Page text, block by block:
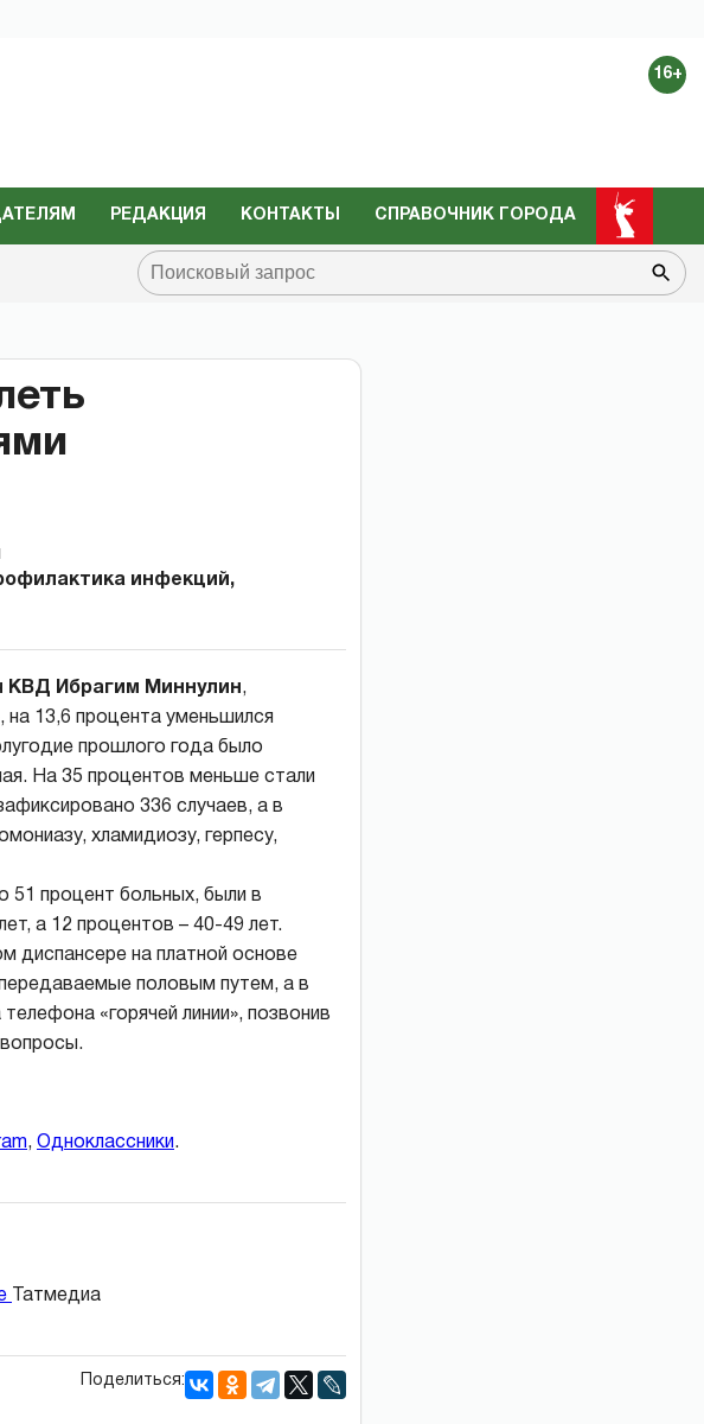
16+
РЕДАКЦИЯ КОНТАКТЫ СПРАВОЧНИК ГОРОДА
инфекций,
КВД Ибрагим Миннулин,
на 13,6 процента уменьшился
прошлого года было
На 35 процентов меньше стали
336 случаев, а в
хламидиозу, герпесу,
51 процент больных, были в
а 12 процентов – 40-49 лет.
диспансере на платной основе
половым путем, а в
«горячей линии», позвонив
, Одноклассники.
Татмедиа
Поделиться: